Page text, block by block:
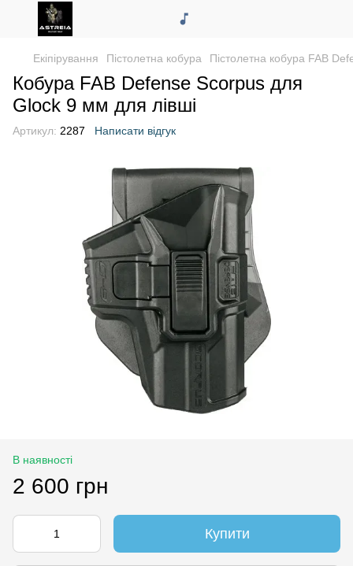
Екіпірування Пістолетна кобура Пістолетна кобура FAB
Кобура FAB Defense Scorpus для
Glock 9 мм для лівші
Артикул: 2287 Написати відгук
В наявності
2 600 грн
Купити